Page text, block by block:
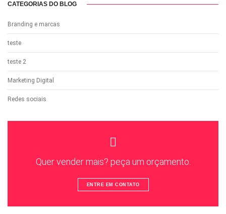
CATEGORIAS DO BLOG
Branding e marcas
teste
teste 2
Marketing Digital
Redes sociais
Quer vender mais? peça um orçamento.
ENTRE EM CONTATO